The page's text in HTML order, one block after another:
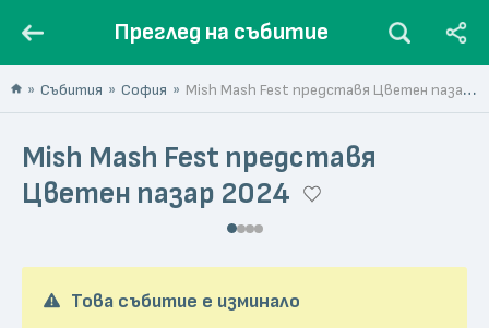
Преглед на събитие
Събития София Mish Mash Fest представя Цветен пазар 2024
Mish Mash Fest представя
Цветен пазар 2024
Това събитие е изминало